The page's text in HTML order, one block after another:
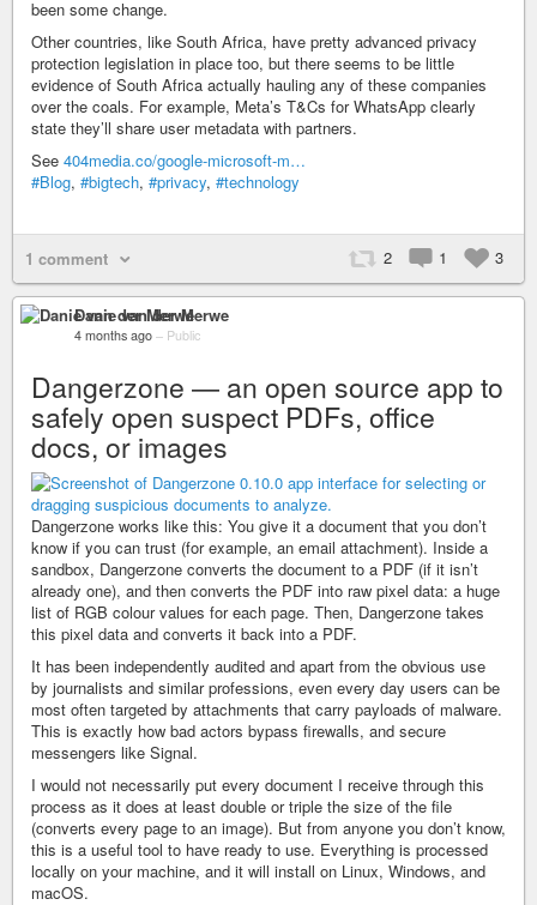
been some change.
Other countries, like South Africa, have pretty advanced privacy
protection legislation in place too, but there seems to be little
evidence of South Africa actually hauling any of these companies
over the coals. For example, Meta’s T&Cs for WhatsApp clearly
state they’ll share user metadata with partners.
See 404media.co/google-microsoft-m…
#Blog, #bigtech, #privacy, #technology
2 1 3
1 comment
Danie van der Merwe
4 months ago – Public
Dangerzone — an open source app to
safely open suspect PDFs, office
docs, or images
Dangerzone works like this: You give it a document that you don’t
know if you can trust (for example, an email attachment). Inside a
sandbox, Dangerzone converts the document to a PDF (if it isn’t
already one), and then converts the PDF into raw pixel data: a huge
list of RGB colour values for each page. Then, Dangerzone takes
this pixel data and converts it back into a PDF.
It has been independently audited and apart from the obvious use
by journalists and similar professions, even every day users can be
most often targeted by attachments that carry payloads of malware.
This is exactly how bad actors bypass firewalls, and secure
messengers like Signal.
I would not necessarily put every document I receive through this
process as it does at least double or triple the size of the file
(converts every page to an image). But from anyone you don’t know,
this is a useful tool to have ready to use. Everything is processed
locally on your machine, and it will install on Linux, Windows, and
macOS.